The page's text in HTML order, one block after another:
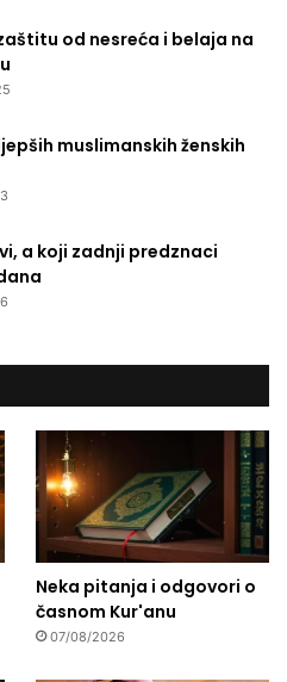
od nesreća i belaja na
muslimanskih ženskih
a koji zadnji predznaci
Neka pitanja i odgovori o
časnom Kur'anu
07/08/2026